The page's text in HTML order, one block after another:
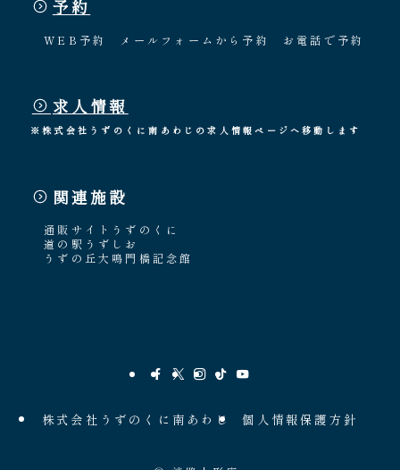
予約
WEB予約 メールフォームから予約 お電話で予約
求人情報
※株式会社うずのくに南あわじの求人情報ページへ移動します
関連施設
通販サイトうずのくに
道の駅うずしお
うずの丘大鳴門橋記念館
株式会社うずのくに南あわじ 個人情報保護方針